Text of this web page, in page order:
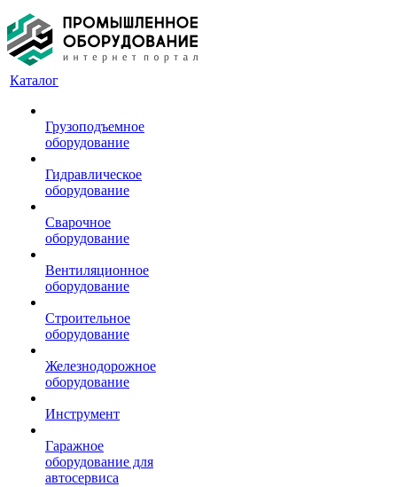
Каталог
Грузоподъемное
оборудование
Гидравлическое
оборудование
Сварочное
оборудование
Вентиляционное
оборудование
Строительное
оборудование
Железнодорожное
оборудование
Инструмент
Гаражное
оборудование для
автосервиса